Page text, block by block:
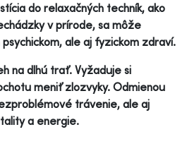
do relaxačných techník, ako
v prírode, sa môže
ale aj fyzickom zdraví.
na dlhú trať. Vyžaduje si
meniť zlozvyky. Odmienou
trávenie, ale aj
a energie.